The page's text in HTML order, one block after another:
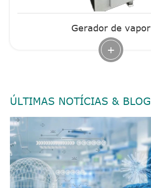
Gerador de vapor
+
ÚLTIMAS NOTÍCIAS & BLOG